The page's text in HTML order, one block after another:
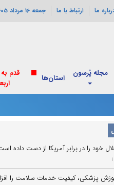
ما ارتباط با ما جمعه 16 مرداد 1405
مجله پُرسون استان‌ها
قدم
خود را در برابر آمریکا از دست داده
پزشکی، کیفیت خدمات سلامت را